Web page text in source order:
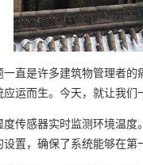
直是许多建筑物管理者
运而生。今天，就让我们
度传感器实时监测环境温
置，确保了系统能够在第